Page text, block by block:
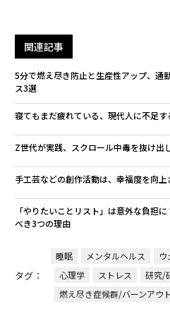
関連記事
5分で燃え尽き防止と生産性アップ、通
ス3選
寝てもまだ疲れている、現代人に不足
Z世代が実践、スクロール中毒を抜け出
手工芸などの創作活動は、幸福度を向上
「やりたいことリスト」は意外な負担
べき3つの理由
タグ：
睡眠 メンタルヘルス
心理学
ストレス 研究/
燃え尽き症候群/バーンアウト